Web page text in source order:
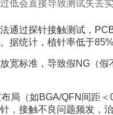
会直接导致测试失去
通过探针接触测试，
统计，植针率低于
宽标准，导致假NG（
局（如BGA/QFN间距
接触不良问题频发，